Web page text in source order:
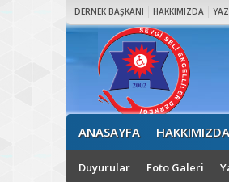
DERNEK BAŞKANI HAKKIMIZDA
ANASAYFA HAKKIMIZDA
Duyurular Foto Galeri